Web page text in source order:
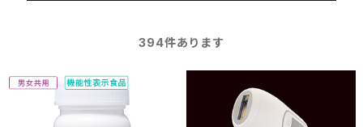
394件あります